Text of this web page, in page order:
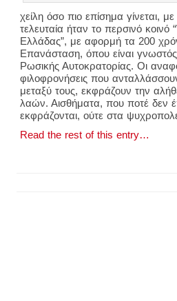
χείλη όσο πιο επίσημα γίνεται,
τελευταία ήταν το περσινό κοινό
Ελλάδας”, με αφορμή τα 200
Επανάσταση, όπου είναι γνωστός
Ρωσικής Αυτοκρατορίας. Οι
φιλοφρονήσεις που
μεταξύ τους, εκφράζουν την
λαών. Αισθήματα, που ποτέ δεν
εκφράζονται, ούτε στα
Read the rest of this entry…